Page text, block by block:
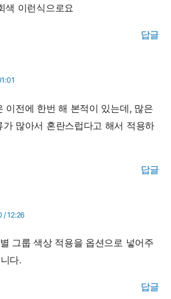
색 이런식으로요
답글
이전에 한번 해 본적이 있는데, 많은
가 많아서 혼란스럽다고 해서 적용하
답글
12:26
그룹 색상 적용을 옵션으로 넣어주
다.
답글